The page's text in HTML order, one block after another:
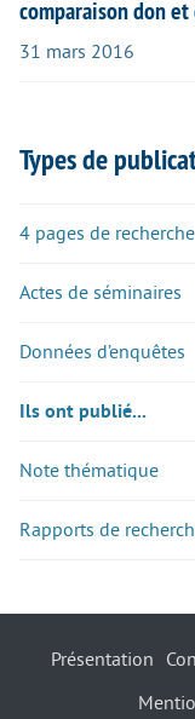
comparaison don
31 mars 2016
Types de
4 pages de recherche
Actes de séminaires
Données d’enquêtes
Ils ont publié...
Note thématique
Rapports de
Présentation